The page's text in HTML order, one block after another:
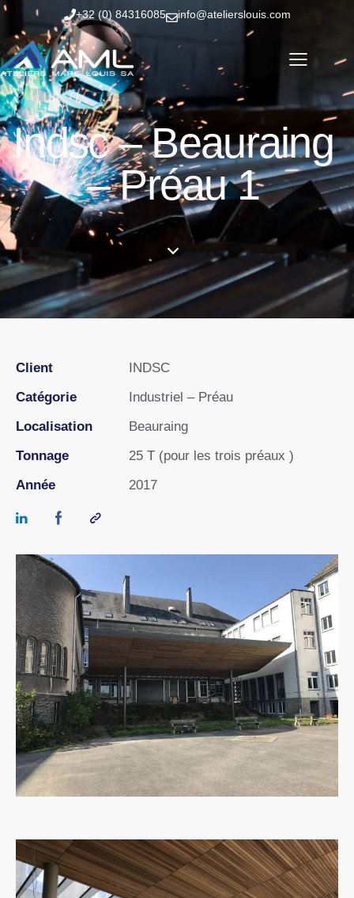
+32 (0) 84316085 info@atelierslouis.com
Indsc – Beauraing
– Préau 1
Client
INDSC
Catégorie
Industriel – Préau
Localisation
Beauraing
Tonnage
25 T (pour les trois préaux )
Année
2017